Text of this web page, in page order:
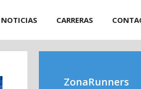
NOTICIAS CARRERAS
ZonaRunners